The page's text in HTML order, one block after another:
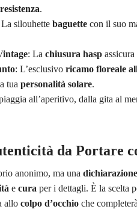
resistenza.
La silouhette baguettecon il suo
: La chiusura haspassicura
: L’esclusivo ricamo floreale
tua personalità solare.
all’aperitivo, dalla gita al
da Portare
anonimo, ma una
e cura per i dettagli. È la scelta
allo colpo d’occhioche